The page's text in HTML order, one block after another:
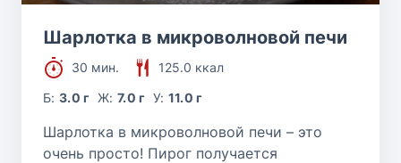
Шарлотка в микроволновой печи
30 мин.
125.0 ккал
Б:3.0 г Ж: 7.0 г У: 11.0 г
Шарлотка в микроволновой печи – это
очень просто! Пирог получается